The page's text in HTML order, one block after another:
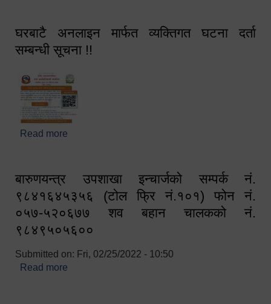
घरबाटै अनलाइन मार्फत व्यक्तिगत घटना दर्ता
सम्बन्धी सूचना !!
Read more
बारुणयन्त्र उपशाखा इन्चार्जको सम्पर्क नं.
९८४१६४५३५६ (टोल फ्रि नं.१०१) फोन नं.
०५७-५२०६७७ शव बहान चालकको नं.
९८४९५०५६००
Submitted on: Fri, 02/25/2022 - 10:50
Read more